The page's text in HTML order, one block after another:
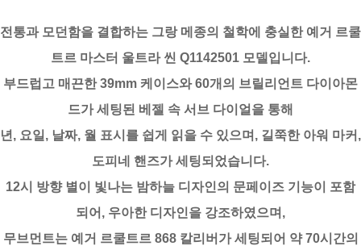
전통과 모던함을 결합하는 그랑 메종의 철학에 충실한 예거 르쿨
트르 마스터 울트라 씬 Q1142501 모델입니다.
부드럽고 매끈한 39mm 케이스와 60개의 브릴리언트 다이아몬
드가 세팅된 베젤 속 서브 다이얼을 통해
년, 요일, 날짜, 월 표시를 쉽게 읽을 수 있으며, 길쭉한 아워 마커,
도피네 핸즈가 세팅되었습니다.
12시 방향 별이 빛나는 밤하늘 디자인의 문페이즈 기능이 포함
되어, 우아한 디자인을 강조하였으며,
무브먼트는 예거 르쿨트르 868 칼리버가 세팅되어 약 70시간의